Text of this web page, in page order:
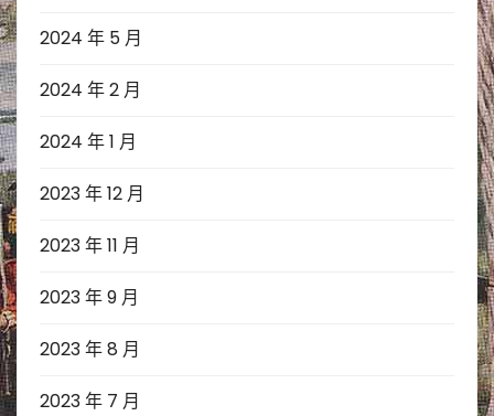
2024 年 5 月
2024 年 2 月
2024 年 1 月
2023 年 12 月
2023 年 11 月
2023 年 9 月
2023 年 8 月
2023 年 7 月